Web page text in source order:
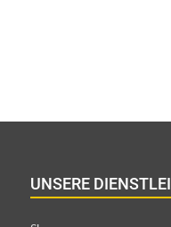
UNSERE